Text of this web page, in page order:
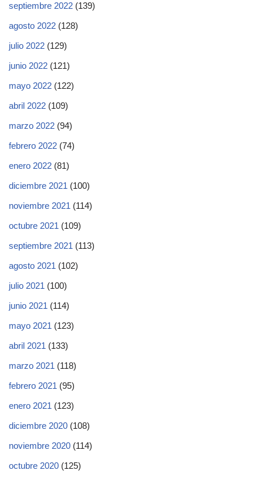
septiembre 2022 (139)
agosto 2022 (128)
julio 2022 (129)
junio 2022 (121)
mayo 2022 (122)
abril 2022 (109)
marzo 2022 (94)
febrero 2022 (74)
enero 2022 (81)
diciembre 2021 (100)
noviembre 2021 (114)
octubre 2021 (109)
septiembre 2021 (113)
agosto 2021 (102)
julio 2021 (100)
junio 2021 (114)
mayo 2021 (123)
abril 2021 (133)
marzo 2021 (118)
febrero 2021 (95)
enero 2021 (123)
diciembre 2020 (108)
noviembre 2020 (114)
octubre 2020 (125)